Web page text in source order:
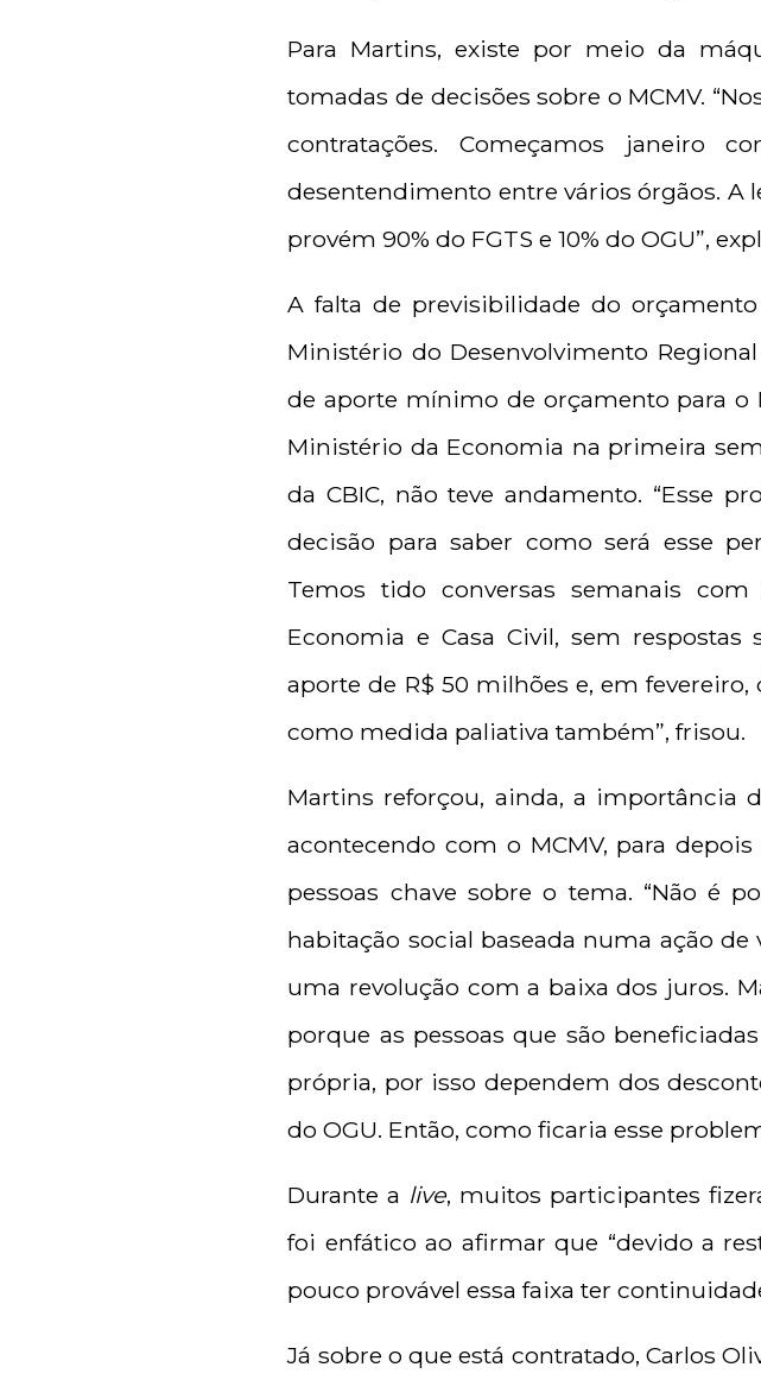
Para Martins, existe por meio da
tomadas de decisões sobre o MCMV.
contratações. Começamos janeiro
desentendimento entre vários órgãos. A
provém 90% do FGTS e 10% do OGU”,
A falta de previsibilidade do
Ministério do Desenvolvimento
de aporte mínimo de orçamento para
Ministério da Economia na primeira
da CBIC, não teve andamento. “Esse
decisão para saber como será esse
Temos tido conversas semanais
Economia e Casa Civil, sem
aporte de R$ 50 milhões e, em
como medida paliativa também”, frisou.
Martins reforçou, ainda, a importância
acontecendo com o MCMV, para
pessoas chave sobre o tema. “Não é
habitação social baseada numa ação
uma revolução com a baixa dos juros.
porque as pessoas que são
própria, por isso dependem dos
do OGU. Então, como ficaria esse
Durante a live, muitos participantes
foi enfático ao afirmar que “devido a
pouco provável essa faixa ter
Já sobre o que está contratado, Carlos